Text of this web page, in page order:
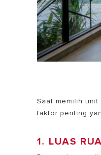
Saat memilih
faktor penting
1. LUAS